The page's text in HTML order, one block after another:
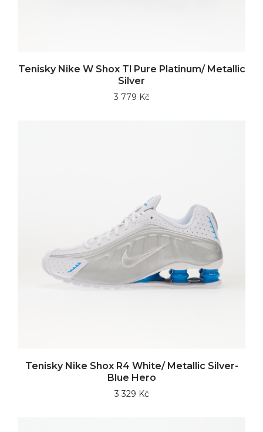
Tenisky Nike W Shox Tl Pure Platinum/ Metallic
Silver
3 779 Kč
Tenisky Nike Shox R4 White/ Metallic Silver-
Blue Hero
3 329 Kč